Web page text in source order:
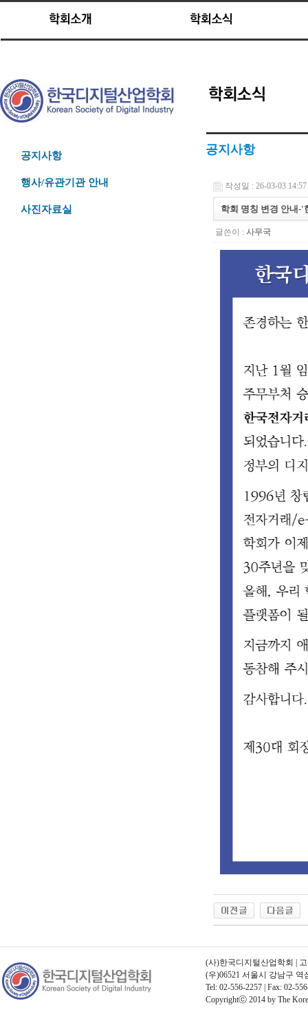
공지사항
행사/유관기관 안내
사진자료실
공지사항
작성일 : 26-03-03 14:57
학회 명칭 변경 안내-
글쓴이 : 사무국
(사)한국디지털산업학회 |
(우)06521 서울시 강남구
Tel: 02-556-2257 | Fax: 02-
Copyrightⓒ 2014 by The